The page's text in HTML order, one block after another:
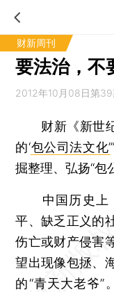
财新周刊
要法治，不
2012年10月08日第39
财新《新世纪
的‘包公司法文化’
掘整理、弘扬“包
中国历史上，
平、缺乏正义的
伤亡或财产侵害
望出现像包拯、
的“青天大老爷”